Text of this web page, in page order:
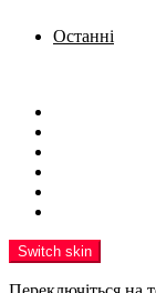
Останні
Switch skin